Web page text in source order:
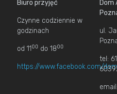
Biuro przyjęć
Czynne codziennie w
godzinach
od 11 00 do 1800
https://www.facebook.com/
Dom
ul.
tel: